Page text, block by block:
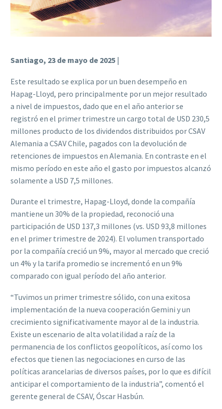
Santiago, 23 de mayo de 2025 |
Este resultado se explica por un buen desempeño en
Hapag-Lloyd, pero principalmente por un mejor resultado
a nivel de impuestos, dado que en el año anterior se
registró en el primer trimestre un cargo total de USD 230,5
millones producto de los dividendos distribuidos por CSAV
Alemania a CSAV Chile, pagados con la devolución de
retenciones de impuestos en Alemania. En contraste en el
mismo período en este año el gasto por impuestos alcanzó
solamente a USD 7,5 millones.
Durante el trimestre, Hapag-Lloyd, donde la compañía
mantiene un 30% de la propiedad, reconoció una
participación de USD 137,3 millones (vs. USD 93,8 millones
en el primer trimestre de 2024). El volumen transportado
por la compañía creció un 9%, mayor al mercado que creció
un 4% y la tarifa promedio se incrementó en un 9%
comparado con igual período del año anterior.
“Tuvimos un primer trimestre sólido, con una exitosa
implementación de la nueva cooperación Gemini y un
crecimiento significativamente mayor al de la industria.
Existe un escenario de alta volatilidad a raíz de la
permanencia de los conflictos geopolíticos, así como los
efectos que tienen las negociaciones en curso de las
políticas arancelarias de diversos países, por lo que es difícil
anticipar el comportamiento de la industria”, comentó el
gerente general de CSAV, Óscar Hasbún.